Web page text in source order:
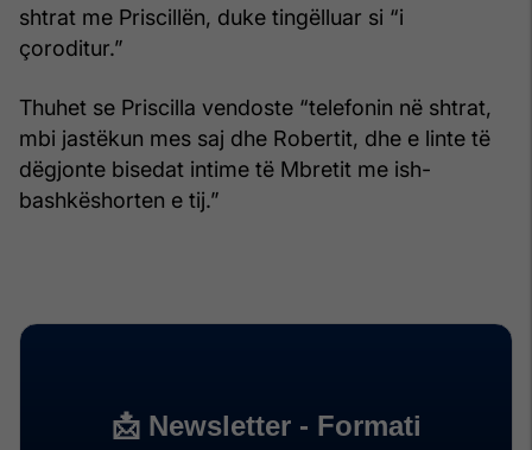
shtrat me Priscillën, duke tingëlluar si “i
çoroditur.”
Thuhet se Priscilla vendoste “telefonin në shtrat,
mbi jastëkun mes saj dhe Robertit, dhe e linte të
dëgjonte bisedat intime të Mbretit me ish-
bashkëshorten e tij.”